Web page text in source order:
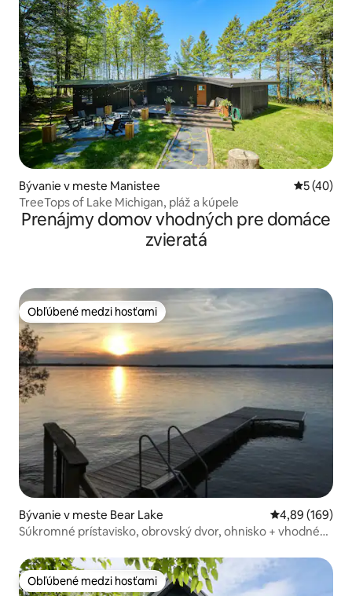
Bývanie v meste Manistee
5 (40)
TreeTops of Lake Michigan, pláž a kúpele
Prenájmy domov vhodných pre domáce
zvieratá
Obľúbené medzi hosťami
Obľúbené medzi hosťami
Bývanie v meste Bear Lake Priemerné
4,89 (169)
Súkromné prístavisko, obrovský dvor, ohnisko + vhodné
Obľúbené medzi hosťami
Obľúbené medzi hosťami